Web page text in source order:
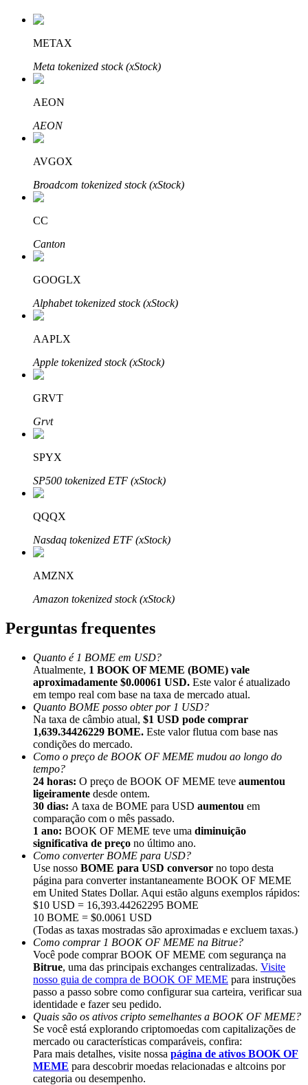
Investimento Automático
Obtenha lucro a longo prazo e interesses flexíveis
Aprenda a apostar
Aprenda como ganhar renda passiva
Bitrue
AI
Até 65% de comissões!
Indicação
Convide um amigo para receber recompensas em dinheiro
BTC Welcome Rewards
BTC Welcome Rewards
Deposit & Trade BTC to Share 25000 USDT prize pool!
Deposit CASHCAT & Win
Share 500000 CASHCAT prize pool
Exclusive for BitMart Users
METAX
Meta tokenized stock (xStock)
AEON
AEON
AVGOX
Broadcom tokenized stock (xStock)
CC
Canton
GOOGLX
Alphabet tokenized stock (xStock)
AAPLX
Apple tokenized stock (xStock)
GRVT
Grvt
SPYX
SP500 tokenized ETF (xStock)
QQQX
Nasdaq tokenized ETF (xStock)
AMZNX
Amazon tokenized stock (xStock)
Perguntas frequentes
Quanto é 1 BOME em USD?
Atualmente, 1 BOOK OF MEME (BOME) vale
aproximadamente $0.00061 USD. Este valor é atualizado
em tempo real com base na taxa de mercado atual.
Quanto BOME posso obter por 1 USD?
Na taxa de câmbio atual, $1 USD pode comprar
1,639.34426229 BOME. Este valor flutua com base nas
condições do mercado.
Como o preço de BOOK OF MEME mudou ao longo do
tempo?
24 horas: O preço de BOOK OF MEME teve aumentou
ligeiramente desde ontem.
30 dias: A taxa de BOME para USD aumentou em
comparação com o mês passado.
1 ano: BOOK OF MEME teve uma diminuição
significativa de preço no último ano.
Como converter BOME para USD?
Use nosso BOME para USD conversor no topo desta
página para converter instantaneamente BOOK OF MEME
em United States Dollar. Aqui estão alguns exemplos rápidos:
$10 USD = 16,393.44262295 BOME
10 BOME = $0.0061 USD
(Todas as taxas mostradas são aproximadas e excluem taxas.)
Como comprar 1 BOOK OF MEME na Bitrue?
Você pode comprar BOOK OF MEME com segurança na
Bitrue, uma das principais exchanges centralizadas. Visite
nosso guia de compra de BOOK OF MEME para instruções
passo a passo sobre como configurar sua carteira, verificar sua
identidade e fazer seu pedido.
Quais são os ativos cripto semelhantes a BOOK OF MEME?
Se você está explorando criptomoedas com capitalizações de
mercado ou características comparáveis, confira:
Para mais detalhes, visite nossa página de ativos BOOK OF
MEME para descobrir moedas relacionadas e altcoins por
categoria ou desempenho.